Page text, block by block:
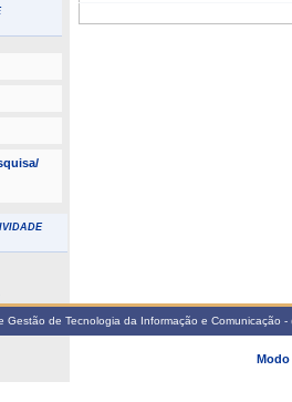
Gestão de Tecnologia da Informação e
Modo